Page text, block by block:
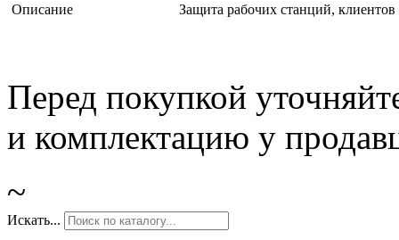
Описание
Защита рабочих станций,
Перед покупкой
и комплектацию у
~
Искать...